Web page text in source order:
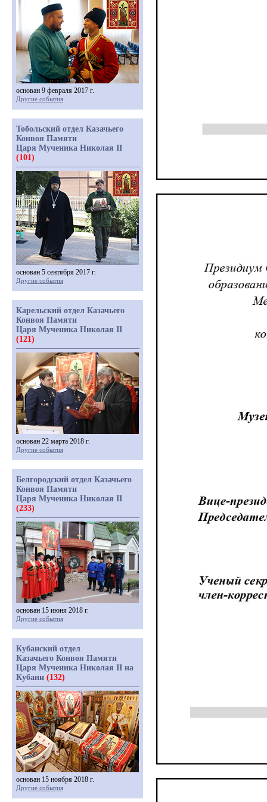
основан 9 февраля 2017 г.
Другие события
Тобольский отдел Казачьего
Конвоя Памяти
Царя Мученика Николая II
(101)
основан 5 сентября 2017 г.
Другие события
Карельский отдел Казачьего
Конвоя Памяти
Царя Мученика Николая II
(121)
основан 22 марта 2018 г.
Другие события
Белгородский отдел Казачьего
Конвоя Памяти
Царя Мученика Николая II
(233)
основан 15 июня 2018 г.
Другие события
Кубанский отдел
Казачьего Конвоя Памяти
Царя Мученика Николая II на
Кубани (132)
основан 15 ноября 2018 г.
Другие события